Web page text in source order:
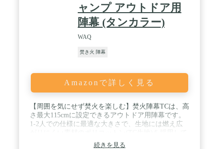
モニターによって色合いが異なって見える場合があ
ります。 ※仕様・デザインは改良のため予告なく変
更することがあります。 / [こんな商品をお探しの方
クリーン フィールドスクリーン 難燃布 難燃 撥水
防カビ T/C TC ポリコットン ペグダウン 固定式 折
き火スタンド 囲炉裏テーブル 囲炉裏 テーブル 焚き
火テーブル 焚火 囲炉裏ラックテーブル グリル ウッ
ド ファイアープレイス レジャーテーブル コンパク
トドア レジャー テント タープ 壁 フェンス
ャンプ アウトドア用
陣幕 (タンカラー)
WAQ
焚き火 陣幕
Amazonで詳しく見る
【周囲を気にせず焚火を楽しむ】焚火陣幕TCは、高
さ最大115cmに設定できるアウトドア用陣幕です。
1-2人での仕様に最適な大きさで、生地には燃え広
います。キャンプサイトでの目隠しや、風よけにも
続きを見る